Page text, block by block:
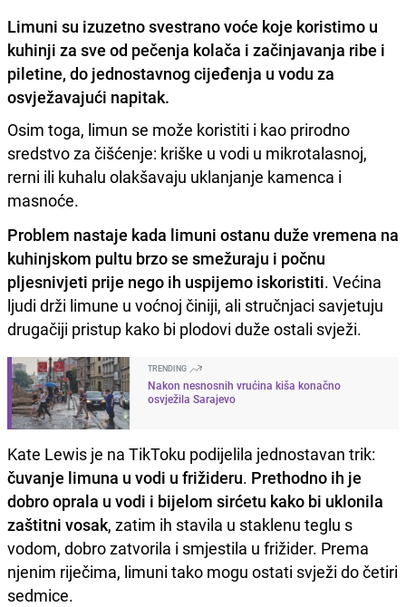
Limuni su izuzetno svestrano voće koje koristimo u
kuhinji za sve od pečenja kolača i začinjavanja ribe i
piletine, do jednostavnog cijeđenja u vodu za
osvježavajući napitak.
Osim toga, limun se može koristiti i kao prirodno
sredstvo za čišćenje: kriške u vodi u mikrotalasnoj,
rerni ili kuhalu olakšavaju uklanjanje kamenca i
masnoće.
Problem nastaje kada limuni ostanu duže vremena na
kuhinjskom pultu brzo se smežuraju i počnu
pljesnivjeti prije nego ih uspijemo iskoristiti. Većina
ljudi drži limune u voćnoj činiji, ali stručnjaci savjetuju
drugačiji pristup kako bi plodovi duže ostali svježi.
TRENDING
Nakon nesnosnih vrućina kiša konačno
osvježila Sarajevo
Kate Lewis je na TikToku podijelila jednostavan trik:
čuvanje limuna u vodi u frižideru. Prethodno ih je
dobro oprala u vodi i bijelom sirćetu kako bi uklonila
zaštitni vosak, zatim ih stavila u staklenu teglu s
vodom, dobro zatvorila i smjestila u frižider. Prema
njenim riječima, limuni tako mogu ostati svježi do četiri
sedmice.